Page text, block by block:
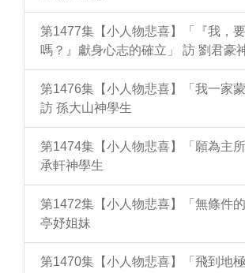
第1477集【小人物悲喜】「『我，
嗎？』獻身心志的確立」 訪 劉君豪
第1476集【小人物悲喜】「我一家蒙
訪 孫大山神學生
第1474集【小人物悲喜】「願為主
承軒神學生
第1472集【小人物悲喜】「無條件
亭妤姐妹
第1470集【小人物悲喜】「飛到地極